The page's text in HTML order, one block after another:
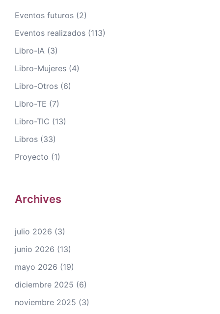
Eventos futuros (2)
Eventos realizados (113)
Libro-IA (3)
Libro-Mujeres (4)
Libro-Otros (6)
Libro-TE (7)
Libro-TIC (13)
Libros (33)
Proyecto (1)
Archives
julio 2026 (3)
junio 2026 (13)
mayo 2026 (19)
diciembre 2025 (6)
noviembre 2025 (3)